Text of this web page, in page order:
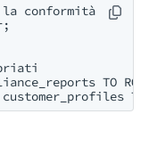
conformità
TO